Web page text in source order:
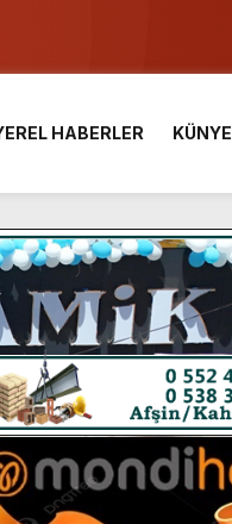
HABERLER KÜNYE